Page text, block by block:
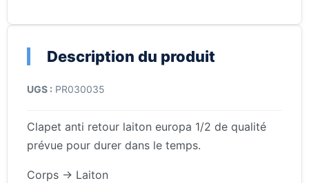
Description du produit
UGS : PR030035
Clapet anti retour laiton europa 1/2 de qualité
prévue pour durer dans le temps.
Corps -> Laiton